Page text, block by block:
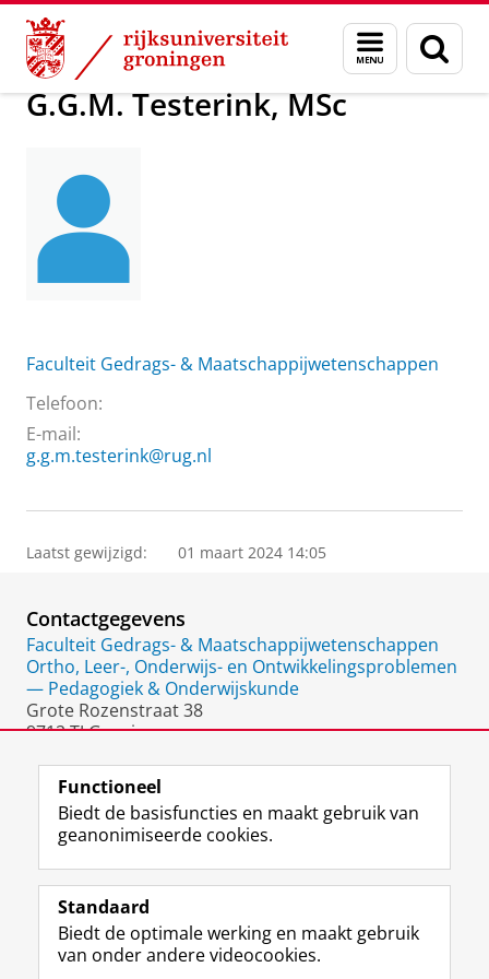
Skip
Content
Skip
Navigation
Menu
en
zoeken
Over ons G.G.M. Testerink, MSc
G.G.M. Testerink, MSc
Faculteit Gedrags- & Maatschappijwetenschappen
Telefoon:
E-mail:
g.g.m.testerink@rug.nl
Laatst gewijzigd: 01 maart 2024 14:05
Contactgegevens
Faculteit Gedrags- & Maatschappijwetenschappen
Ortho, Leer-, Onderwijs- en Ontwikkelingsproblemen
— Pedagogiek & Onderwijskunde
Grote Rozenstraat 38
9712 TJ Groningen
Volg de RUG
F
a
e
b
L
i
k
e
R
S
-
f
I
n
t
Y
o
T
Studiekiezers
Functioneel
Biedt de basisfuncties en maakt gebruik van
geanonimiseerde cookies.
Standaard
Biedt de optimale werking en maakt gebruik
van onder andere videocookies.